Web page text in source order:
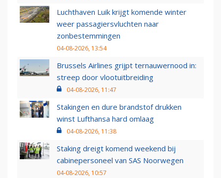
Luchthaven Luik krijgt komende winter
weer passagiersvluchten naar
zonbestemmingen
04-08-2026, 13:54
Brussels Airlines grijpt ternauwernood in:
streep door vlootuitbreiding
04-08-2026, 11:47
Stakingen en dure brandstof drukken
winst Lufthansa hard omlaag
04-08-2026, 11:38
Staking dreigt komend weekend bij
cabinepersoneel van SAS Noorwegen
04-08-2026, 10:57